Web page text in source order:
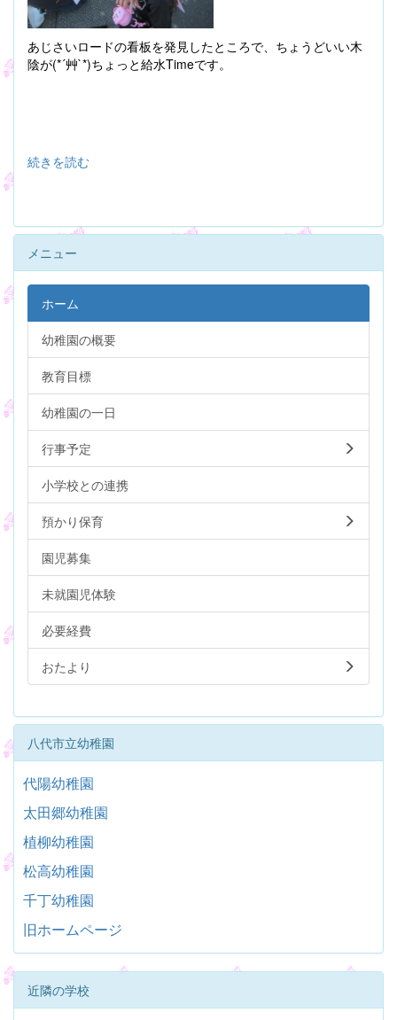
あじさいロードの看板を発見したところで、ちょうどいい木
陰が(*´艸`*)ちょっと給水Timeです。
続きを読む
メニュー
ホーム
幼稚園の概要
教育目標
幼稚園の一日
行事予定
小学校との連携
預かり保育
園児募集
未就園児体験
必要経費
おたより
八代市立幼稚園
代陽幼稚園
太田郷幼稚園
植柳幼稚園
松高幼稚園
千丁幼稚園
旧ホームページ
近隣の学校